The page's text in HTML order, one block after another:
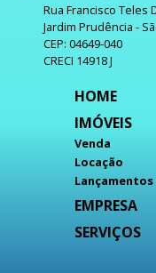
Rua Francisco Teles
Jardim Prudência -
CEP: 04649-040
CRECI 14918 J
HOME
IMÓVEIS
Venda
Locação
Lançamentos
EMPRESA
SERVIÇOS